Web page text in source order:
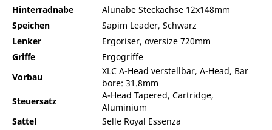
Hinterradnabe
Alunabe Steckachse 12x148mm
Speichen
Sapim Leader, Schwarz
Lenker
Ergoriser, oversize 720mm
Griffe
Ergogriffe
Vorbau
XLC A-Head verstellbar, A-Head, Bar
bore: 31.8mm
Steuersatz
A-Head Tapered, Cartridge,
Aluminium
Sattel
Selle Royal Essenza